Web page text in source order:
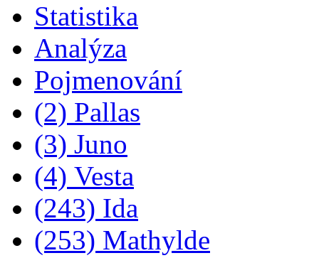
Statistika
Analýza
Pojmenování
(2) Pallas
(3) Juno
(4) Vesta
(243) Ida
(253) Mathylde